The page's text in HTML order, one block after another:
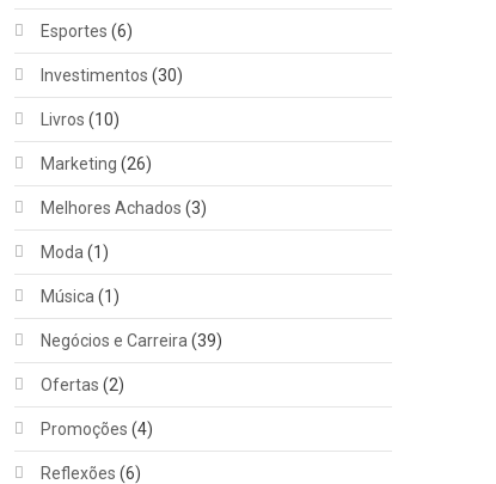
Esportes (6)
Investimentos (30)
Livros (10)
Marketing (26)
Melhores Achados (3)
Moda (1)
Música (1)
Negócios e Carreira (39)
Ofertas (2)
Promoções (4)
Reflexões (6)